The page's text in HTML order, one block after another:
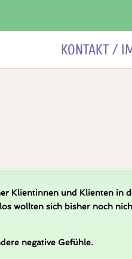
KONTAKT /
Klientinnen und Klienten in
wollten sich bisher noch
negative Gefühle.